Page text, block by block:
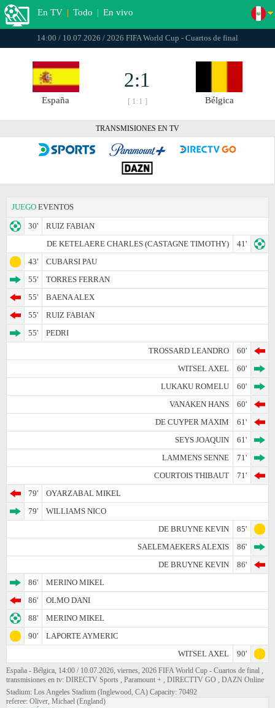
En TV | Todo | En vivo
14:00 / 10.07.2026 / 2026 FIFA World Cup - Cuartos de final
España
2:1
[ 1:1 ] Bélgica
TRANSMISIONES EN TV
JUEGO EVENTOS
30'
RUIZ FABIAN
DE KETELAERE CHARLES (CASTAGNE TIMOTHY)
41'
43'
CUBARSI PAU
55'
TORRES FERRAN
55'
BAENA ALEX
55'
RUIZ FABIAN
55'
PEDRI
TROSSARD LEANDRO
60'
WITSEL AXEL
60'
LUKAKU ROMELU
60'
VANAKEN HANS
60'
DE CUYPER MAXIM
61'
SEYS JOAQUIN
61'
LAMMENS SENNE
71'
COURTOIS THIBAUT
71'
79'
OYARZABAL MIKEL
79'
WILLIAMS NICO
DE BRUYNE KEVIN
85'
SAELEMAEKERS ALEXIS
86'
DE BRUYNE KEVIN
86'
86'
MERINO MIKEL
86'
OLMO DANI
88'
MERINO MIKEL
90'
LAPORTE AYMERIC
WITSEL AXEL
90'
España - Bélgica, 14:00 / 10.07.2026, viernes, 2026 FIFA World Cup - Cuartos de final ,
transmisiones en tv: DIRECTV Sports , Paramount + , DIRECTTV GO , DAZN Online
Stadium: Los Angeles Stadium (Inglewood, CA) Capacity: 70492
referee: Oliver, Michael (England)